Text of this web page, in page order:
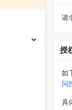
请
授
如
问
具